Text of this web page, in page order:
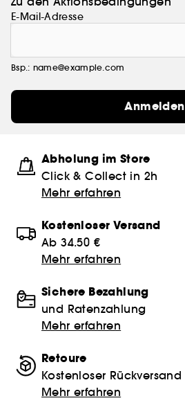
E-Mail-Adresse
Bsp.: name@example.com
Anmelden
Abholung im Store
Click & Collect in 2h
Mehr erfahren
Kostenloser Versand
Ab 34.50 €
Mehr erfahren
Sichere Bezahlung
und Ratenzahlung
Mehr erfahren
Retoure
Kostenloser Rückversand
Mehr erfahren